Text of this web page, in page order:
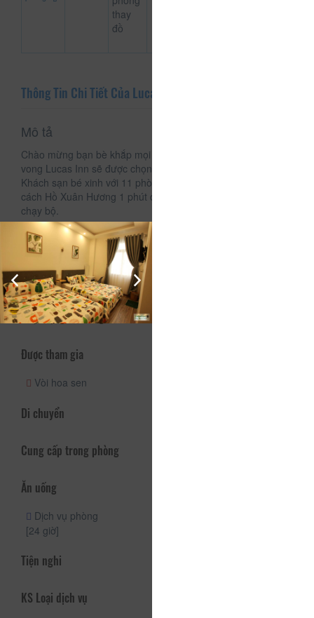
thay
đồ
Thông Tin Chi Tiết Của Lucas Inn
Mô tả
Chào mừng bạn bè khắp mọi nơi đến Dalat tham quan và hy
vong Lucas Inn sẽ được chọn lựa làm điểm dừng chân.
Khách sạn bé xinh với 11 phòng, 6 đơn, 3 đôi, 2 dorm chỉ
cách Hồ Xuân Hương 1 phút đi bộ, cách chợ dalat 3 phút...
chạy bộ.
Dịch vụ - Tiện ích
Truy cập Internet
Hoạt động và Thư giãn
Được tham gia
Vòi hoa sen
Di chuyển
Cung cấp trong phòng
Ăn uống
Dịch vụ phòng
[24 giờ]
Tiện nghi
KS Loại dịch vụ